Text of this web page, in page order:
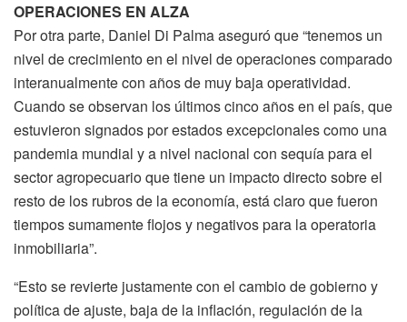
OPERACIONES EN ALZA
Por otra parte, Daniel Di Palma aseguró que “tenemos un
nivel de crecimiento en el nivel de operaciones comparado
interanualmente con años de muy baja operatividad.
Cuando se observan los últimos cinco años en el país, que
estuvieron signados por estados excepcionales como una
pandemia mundial y a nivel nacional con sequía para el
sector agropecuario que tiene un impacto directo sobre el
resto de los rubros de la economía, está claro que fueron
tiempos sumamente flojos y negativos para la operatoria
inmobiliaria”.
“Esto se revierte justamente con el cambio de gobierno y
política de ajuste, baja de la inflación, regulación de la